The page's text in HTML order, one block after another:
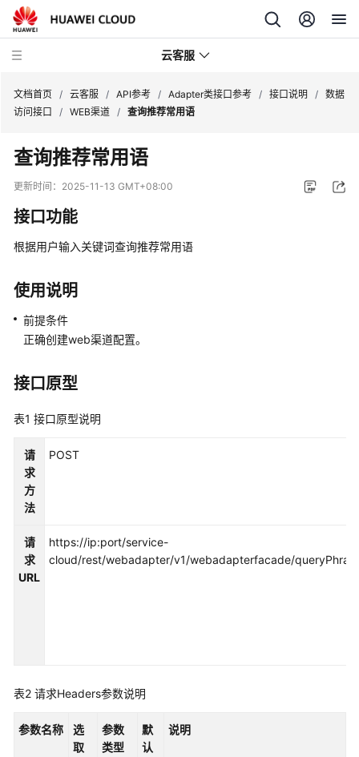
云客服
产
品
介
速
门
用
户
南
价
说
明
开
指
南
鉴
方
文档首页 / 云客服 / API参考 / Adapter类接口参考 / 接口说明 / 数据
访问接口
/ WEB渠道 / 查询推荐常用语
查询推荐常用语
更新时间： 2025-11-13 GMT+08:00
接口功能
根据用户输入关键词查询推荐常用语
使用说明
前提条件
正确创建web渠道配置。
接口原型
表1 接口原型说明
请
求
方
法
POST
请
求
URL
https://ip:port/service-
cloud/rest/webadapter/v1/webadapterfacade/
表2 请求Headers参数说明
参数名称
选
取
参数
类型
默
认
说明